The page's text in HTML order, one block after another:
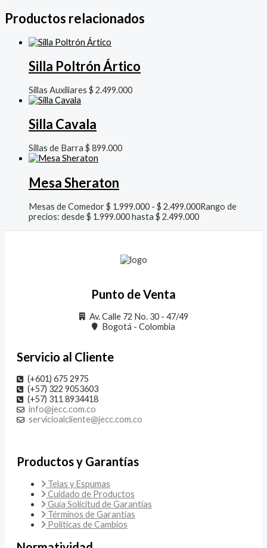
Productos relacionados
Silla Poltrón Ártico
Sillas Auxiliares $ 2.499.000
Silla Cavala
Sillas de Barra $ 899.000
Mesa Sheraton
Mesas de Comedor$ 1.999.000 - $ 2.499.000Rango de
precios: desde $ 1.999.000 hasta $ 2.499.000
Punto de Venta
Av. Calle 72 No. 30 - 47/49
Bogotá - Colombia
Servicio al Cliente
(+601) 675 2975
(+57) 322 9053603
(+57) 311 8934418
info@jecc.com.co
servicioalcliente@jecc.com.co
Productos y Garantías
Telas y Espumas
Cuidado de Productos
Guía Solicitud de Garantías
Términos de Garantías
Políticas de Cambios